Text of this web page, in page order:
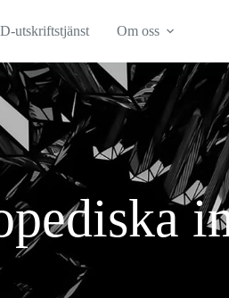
utskriftstjänst Om oss